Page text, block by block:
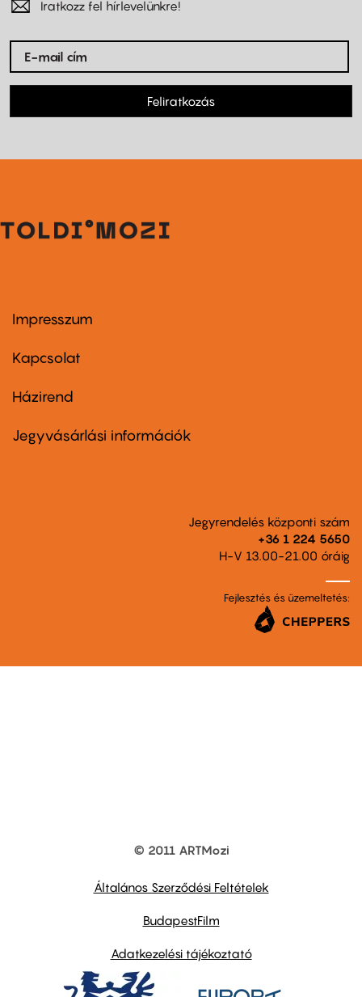
Iratkozz fel hírlevelünkre!
Feliratkozás
Footer
first
Impresszum
Kapcsolat
Footer
second
Házirend
Jegyvásárlási információk
Jegyrendelés központi szám
+36 1 224 5650
H-V 13.00-21.00 óráig
Fejlesztés és üzemeltetés:
© 2011 ARTMozi
Általános Szerződési Feltételek
BudapestFilm
Adatkezelési tájékoztató